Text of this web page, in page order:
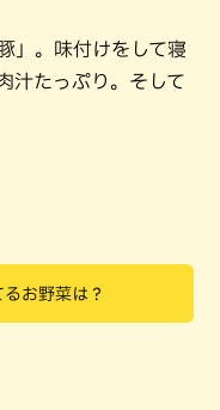
」。味付けをして寝
汁たっぷり。そして
お野菜は？